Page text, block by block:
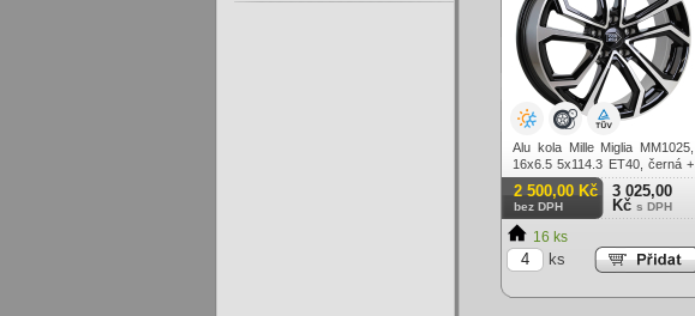
Alu kola Mille Miglia MM1025,
16x6.5 5x114.3 ET40, černá +
leštění
2 500,00 Kč
bez DPH
3 025,00
Kč s DPH
16 ks
ks